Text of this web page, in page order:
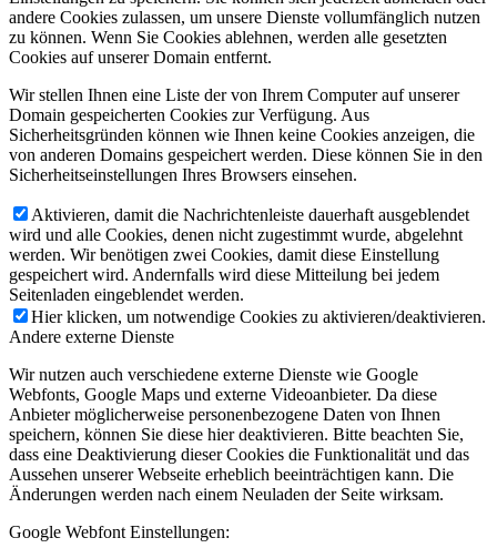
andere Cookies zulassen, um unsere Dienste vollumfänglich nutzen
zu können. Wenn Sie Cookies ablehnen, werden alle gesetzten
Cookies auf unserer Domain entfernt.
Wir stellen Ihnen eine Liste der von Ihrem Computer auf unserer
Domain gespeicherten Cookies zur Verfügung. Aus
Sicherheitsgründen können wie Ihnen keine Cookies anzeigen, die
von anderen Domains gespeichert werden. Diese können Sie in den
Sicherheitseinstellungen Ihres Browsers einsehen.
Aktivieren, damit die Nachrichtenleiste dauerhaft ausgeblendet
wird und alle Cookies, denen nicht zugestimmt wurde, abgelehnt
werden. Wir benötigen zwei Cookies, damit diese Einstellung
gespeichert wird. Andernfalls wird diese Mitteilung bei jedem
Seitenladen eingeblendet werden.
Hier klicken, um notwendige Cookies zu aktivieren/deaktivieren.
Andere externe Dienste
Wir nutzen auch verschiedene externe Dienste wie Google
Webfonts, Google Maps und externe Videoanbieter. Da diese
Anbieter möglicherweise personenbezogene Daten von Ihnen
speichern, können Sie diese hier deaktivieren. Bitte beachten Sie,
dass eine Deaktivierung dieser Cookies die Funktionalität und das
Aussehen unserer Webseite erheblich beeinträchtigen kann. Die
Änderungen werden nach einem Neuladen der Seite wirksam.
Google Webfont Einstellungen: